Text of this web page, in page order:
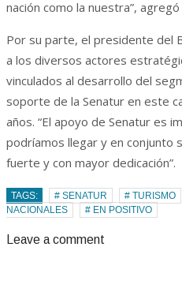
nación como la nuestra”,
Por su parte, el presidente del
a los diversos actores
vinculados al desarrollo del
soporte de la Senatur en este
años. “El apoyo de Senatur es
podríamos llegar y en conjunto
fuerte y con mayor dedicación”.
TAGS: # SENATUR # TURISMO
NACIONALES
# EN POSITIVO
Leave a comment